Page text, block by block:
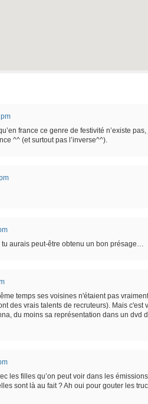
france ce genre de festivité n’existe pas,
^^ (et surtout pas l’inverse^^).
tu aurais peut-être obtenu un bon présage…
temps ses voisines n'étaient pas
des vrais talents de recruteurs). Mais c'est
du moins sa représentation dans un dvd
les filles qu’on peut voir dans les
sont là au fait ? Ah oui pour gouter les